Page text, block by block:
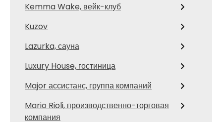
Kemma Wake, вейк-клуб
Kuzov
Lazurka, сауна
Luxury House, гостиница
Major ассистанс, группа компаний
Mario Rioli, производственно-торговая
компания